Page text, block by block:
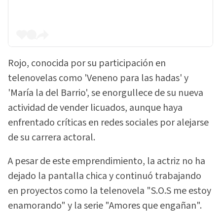
Rojo, conocida por su participación en
telenovelas como 'Veneno para las hadas' y
'María la del Barrio', se enorgullece de su nueva
actividad de vender licuados, aunque haya
enfrentado críticas en redes sociales por alejarse
de su carrera actoral.
A pesar de este emprendimiento, la actriz no ha
dejado la pantalla chica y continuó trabajando
en proyectos como la telenovela "S.O.S me estoy
enamorando" y la serie "Amores que engañan".